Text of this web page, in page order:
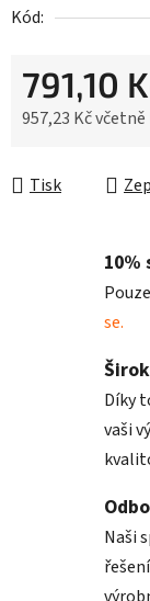
Kód:
791,10
957,23 Kč včetně
Tisk
10%
se.
Díky
vaši
Naši